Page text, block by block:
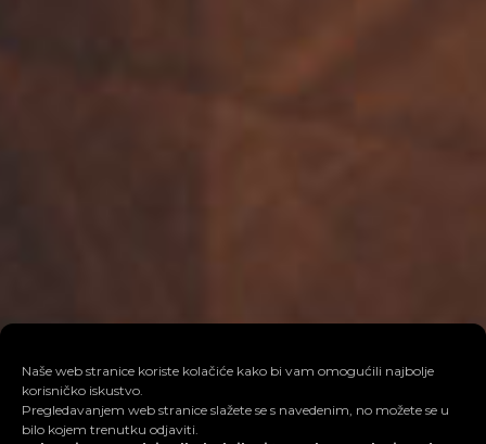
Naše web stranice koriste kolačiće kako bi vam omogućili najbolje
korisničko iskustvo.
Pregledavanjem web stranice slažete se s navedenim, no možete se u
bilo kojem trenutku odjaviti.